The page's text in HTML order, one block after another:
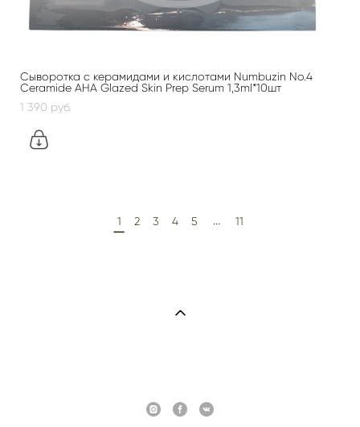
Сыворотка с керамидами и кислотами Numbuzin No.4
Ceramide AHA Glazed Skin Prep Serum 1,3ml*10шт
1 390 pуб.
1 2 3 4 5 ... 11